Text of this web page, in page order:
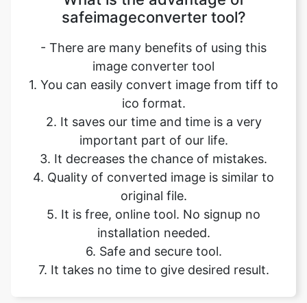
image converter tool
1. You can easily convert image from tiff to
ico format.
2. It saves our time and time is a very
important part of our life.
3. It decreases the chance of mistakes.
4. Quality of converted image is similar to
original file.
5. It is free, online tool. No signup no
installation needed.
6. Safe and secure tool.
7. It takes no time to give desired result.